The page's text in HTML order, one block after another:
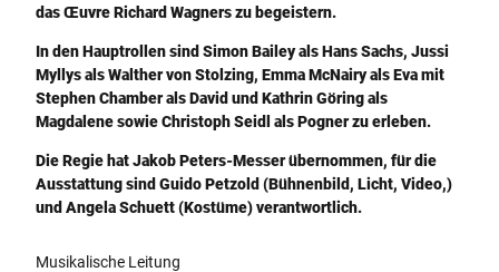
6
8
das Œuvre Richard Wagners zu begeistern.
In den Hauptrollen sind Simon Bailey als Hans Sachs, Jussi
Myllys als Walther von Stolzing, Emma McNairy als Eva mit
Stephen Chamber als David und Kathrin Göring als
Magdalene sowie Christoph Seidl als Pogner zu erleben.
Die Regie hat Jakob Peters-Messer übernommen, für die
Ausstattung sind Guido Petzold (Bühnenbild, Licht, Video,)
und Angela Schuett (Kostüme) verantwortlich.
Musikalische Leitung